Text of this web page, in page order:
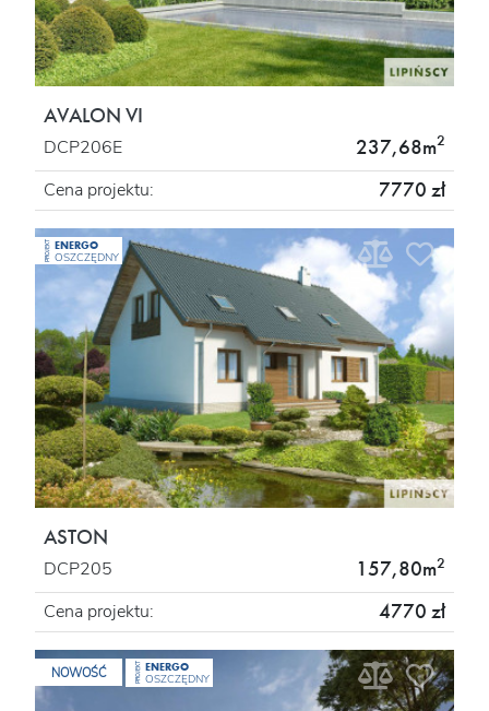
AVALON VI
DCP206E 237,68m2
Cena projektu: 7770 zł
PROJEKT ENERGO
OSZCZĘDNY
ASTON
DCP205 157,80m2
Cena projektu: 4770 zł
NOWOŚĆ PROJEKT ENERGO
OSZCZĘDNY